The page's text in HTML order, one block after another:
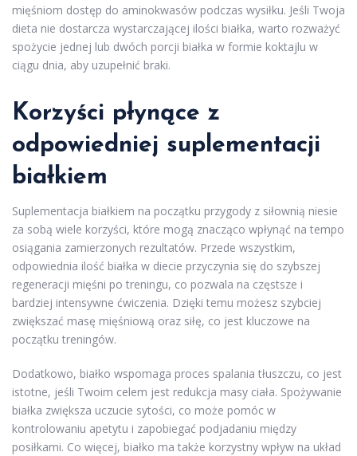
mięśniom dostęp do aminokwasów podczas wysiłku. Jeśli Twoja
dieta nie dostarcza wystarczającej ilości białka, warto rozważyć
spożycie jednej lub dwóch porcji białka w formie koktajlu w
ciągu dnia, aby uzupełnić braki.
Korzyści płynące z
odpowiedniej suplementacji
białkiem
Suplementacja białkiem na początku przygody z siłownią niesie
za sobą wiele korzyści, które mogą znacząco wpłynąć na tempo
osiągania zamierzonych rezultatów. Przede wszystkim,
odpowiednia ilość białka w diecie przyczynia się do szybszej
regeneracji mięśni po treningu, co pozwala na częstsze i
bardziej intensywne ćwiczenia. Dzięki temu możesz szybciej
zwiększać masę mięśniową oraz siłę, co jest kluczowe na
początku treningów.
Dodatkowo, białko wspomaga proces spalania tłuszczu, co jest
istotne, jeśli Twoim celem jest redukcja masy ciała. Spożywanie
białka zwiększa uczucie sytości, co może pomóc w
kontrolowaniu apetytu i zapobiegać podjadaniu między
posiłkami. Co więcej, białko ma także korzystny wpływ na układ